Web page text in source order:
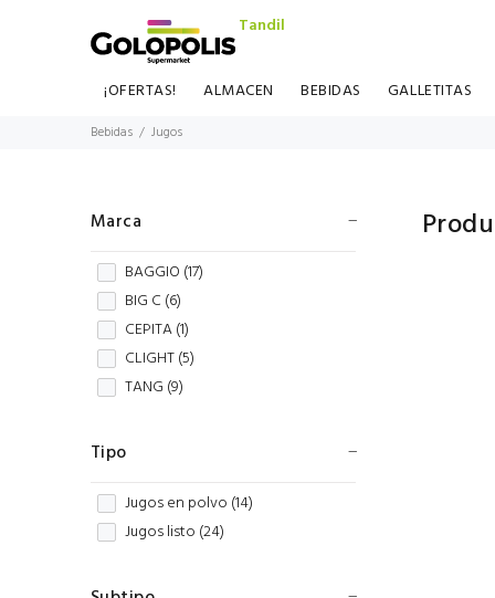
Tandil
¡OFERTAS! ALMACEN BEBIDAS GALLETITAS
Bebidas Jugos
Marca
BAGGIO (17)
BIG C (6)
CEPITA (1)
CLIGHT (5)
TANG (9)
Tipo
Jugos en polvo (14)
Jugos listo (24)